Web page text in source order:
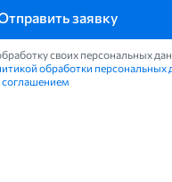
заявку
своих персональных
обработки персональных
соглашением